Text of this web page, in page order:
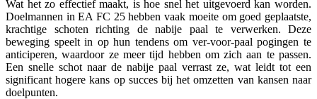
Wat het zo effectief maakt, is hoe snel het uitgevoerd kan worden.
Doelmannen in EA FC 25 hebben vaak moeite om goed geplaatste,
krachtige schoten richting de nabije paal te verwerken. Deze
beweging speelt in op hun tendens om ver-voor-paal pogingen te
anticiperen, waardoor ze meer tijd hebben om zich aan te passen.
Een snelle schot naar de nabije paal verrast ze, wat leidt tot een
significant hogere kans op succes bij het omzetten van kansen naar
doelpunten.